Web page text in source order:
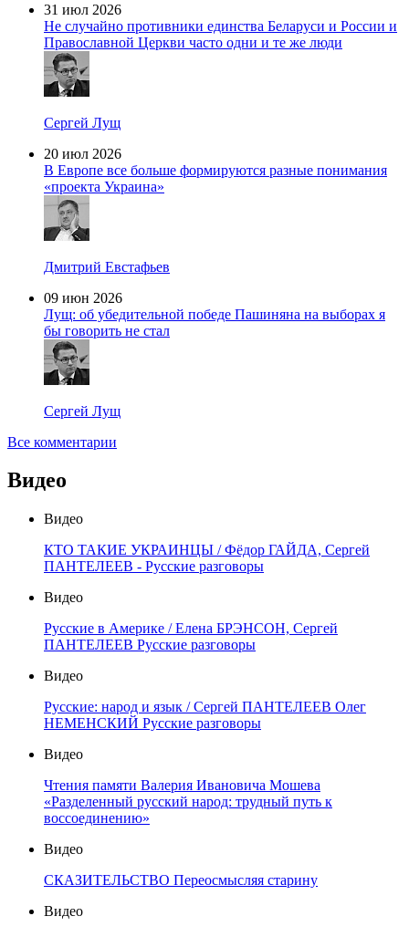
31 июл 2026
Не случайно противники единства Беларуси и России и
Православной Церкви часто одни и те же люди
Сергей Лущ
20 июл 2026
В Европе все больше формируются разные понимания
«проекта Украина»
Дмитрий Евстафьев
09 июн 2026
Лущ: об убедительной победе Пашиняна на выборах я
бы говорить не стал
Сергей Лущ
Все комментарии
Видео
Видео
КТО ТАКИЕ УКРАИНЦЫ / Фёдор ГАЙДА, Сергей
ПАНТЕЛЕЕВ - Русские разговоры
Видео
Русские в Америке / Елена БРЭНСОН, Сергей
ПАНТЕЛЕЕВ Русские разговоры
Видео
Русские: народ и язык / Сергей ПАНТЕЛЕЕВ Олег
НЕМЕНСКИЙ Русские разговоры
Видео
Чтения памяти Валерия Ивановича Мошева
«Разделенный русский народ: трудный путь к
воссоединению»
Видео
СКАЗИТЕЛЬСТВО Переосмысляя старину
Видео